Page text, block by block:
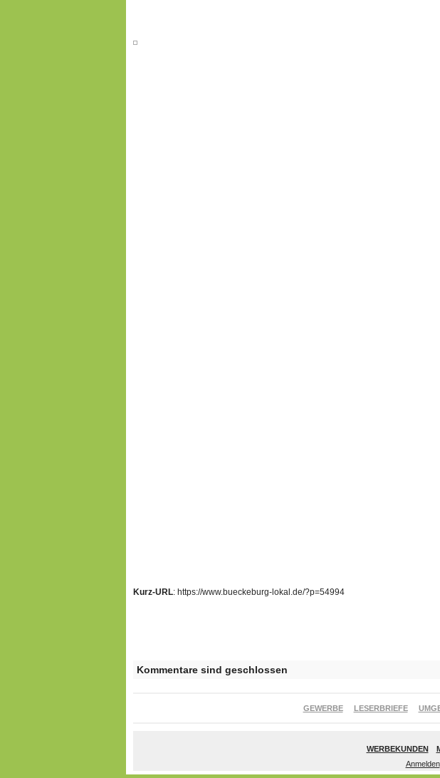
Kurz-URL: https://www.bueckeburg-lokal.de/?p=54994
Kommentare sind geschlossen
GEWERBE LESERBRIEFE
WERBEKUNDEN
Anmelden